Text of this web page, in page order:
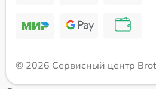
© 2026 Сервисный центр